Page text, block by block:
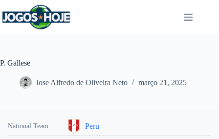
para
o
P. Gallese
Jose Alfredo de Oliveira Neto março 21, 2025
National Team Peru